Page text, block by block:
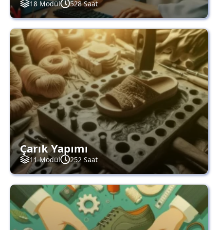
18 Modül 528 Saat
Çarık Yapımı
11 Modül 252 Saat